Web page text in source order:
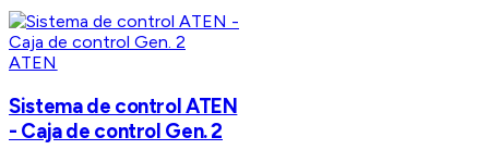
ATEN
Sistema de control ATEN
- Caja de control Gen. 2